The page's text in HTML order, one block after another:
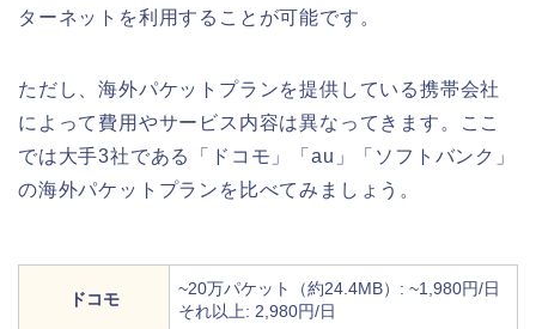
ターネットを利用することが可能です。
ただし、海外パケットプランを提供している携帯会社
によって費用やサービス内容は異なってきます。ここ
では大手3社である「ドコモ」「au」「ソフトバンク」
の海外パケットプランを比べてみましょう。
ドコモ
~20万パケット（約24.4MB）: ~1,980円/日
それ以上: 2,980円/日